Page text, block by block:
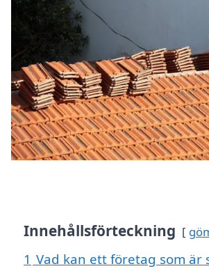
Innehållsförteckning
1 Vad kan ett företag som är